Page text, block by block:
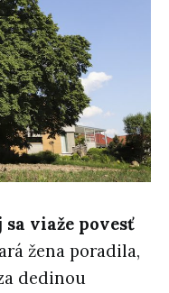
viaže povesť
žena poradila,
dedinou